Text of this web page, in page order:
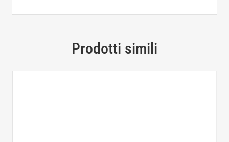
Prodotti simili